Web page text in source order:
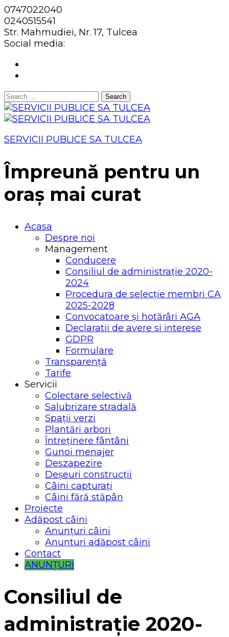
0747022040
0240515541
Str. Mahmudiei, Nr. 17, Tulcea
Social media:
Search
for:
SERVICII PUBLICE SA TULCEA
Împreună pentru un
oraș mai curat
Acasa
Despre noi
Management
Conducere
Consiliul de administrație 2020-
2024
Procedura de selecție membri CA
2025-2028
Convocatoare și hotărâri AGA
Declaratii de avere si interese
GDPR
Formulare
Transparență
Tarife
Servicii
Colectare selectivă
Salubrizare stradală
Spații verzi
Plantări arbori
Întreținere fântâni
Gunoi menajer
Deszapezire
Deșeuri construcții
Câini capturați
Câini fără stăpân
Proiecte
Adăpost câini
Anunțuri câini
Anunturi adăpost câini
Contact
ANUNȚURI
Consiliul de
administrație 2020-